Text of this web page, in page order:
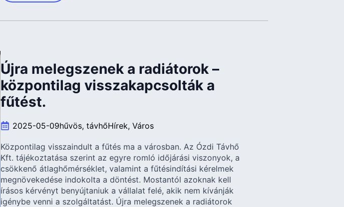
Újra melegszenek a radiátorok –
központilag visszakapcsolták a
fűtést.
2025-05-09hűvös távhőHírek Város
Központilag visszaindult a fűtés ma a városban. Az Ózdi Távhő
Kft. tájékoztatása szerint az egyre romló időjárási viszonyok, a
csökkenő átlaghőmérséklet, valamint a fűtésindítási kérelmek
megnövekedése indokolta a döntést. Mostantól azoknak kell
írásos kérvényt benyújtaniuk a vállalat felé, akik nem kívánják
igénybe venni a szolgáltatást. Újra melegszenek a radiátorok